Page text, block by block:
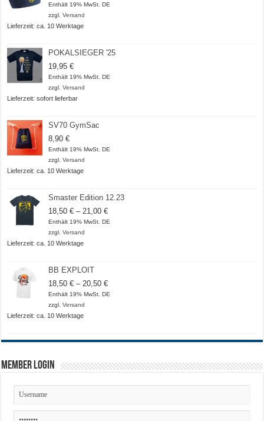
Enthält 19% MwSt. DE
zzgl.Versand
Lieferzeit: ca. 10 Werktage
POKALSIEGER '25
19,95€
Enthält 19% MwSt. DE
zzgl.Versand
Lieferzeit: sofort lieferbar
SV70 GymSac
8,90€
Enthält 19% MwSt. DE
zzgl.Versand
Lieferzeit: ca. 10 Werktage
Smaster Edition 12.23
18,50€ – 21,00€Preisspanne:
18,50 €
Enthält 19% MwSt. DE
zzgl.Versand
Lieferzeit: ca. 10 Werktage
BB EXPLOIT
18,50€ – 20,50€Preisspanne:
18,50 €
Enthält 19% MwSt. DE
zzgl.Versand
Lieferzeit: ca. 10 Werktage
Member Login